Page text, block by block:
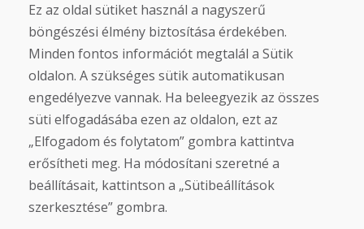
Szállítás
Fizetés
Panasz
Áruk visszaküldése és cseréje
Adatvédelmi irányelvek
Cookies
Közösségi hálózatok
Ez az oldal sütiket használ a nagyszerű
böngészési élmény biztosítása érdekében.
Minden fontos információt megtalál a Sütik
oldalon. A szükséges sütik automatikusan
engedélyezve vannak. Ha beleegyezik az összes
süti elfogadásába ezen az oldalon, ezt az
„Elfogadom és folytatom” gombra kattintva
erősítheti meg. Ha módosítani szeretné a
beállításait, kattintson a „Sütibeállítások
szerkesztése” gombra.